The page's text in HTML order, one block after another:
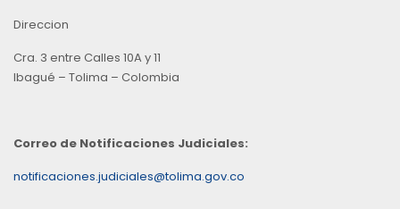
Direccion
Cra. 3 entre Calles 10A y 11
Ibagué – Tolima – Colombia
Correo de Notificaciones Judiciales:
notificaciones.judiciales@tolima.gov.co